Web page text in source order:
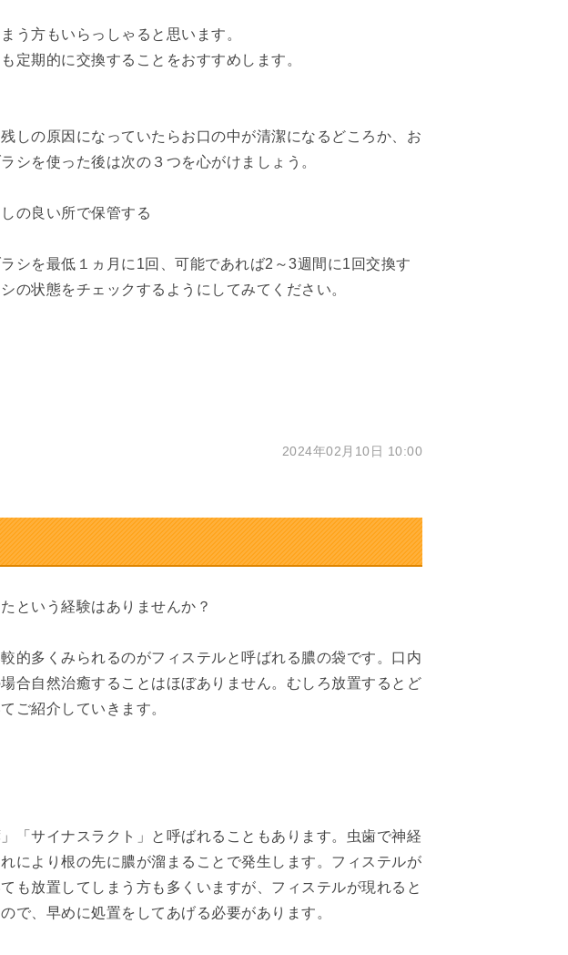
う方もいらっしゃると思います。
定期的に交換することをおすすめします。
しの原因になっていたらお口の中が清潔になるどころか、お
シを使った後は次の３つを心がけましょう。
の良い所で保管する
シを最低１ヵ月に1回、可能であれば2～3週間に1回交換す
の状態をチェックするようにしてみてください。
2024年02月10日 10:00
という経験はありませんか？
的多くみられるのがフィステルと呼ばれる膿の袋です。口内
合自然治癒することはほぼありません。むしろ放置するとど
ご紹介していきます。
「サイナスラクト」と呼ばれることもあります。虫歯で神経
により根の先に膿が溜まることで発生します。フィステルが
も放置してしまう方も多くいますが、フィステルが現れると
で、早めに処置をしてあげる必要があります。